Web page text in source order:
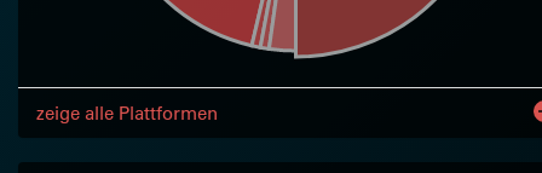
zeige alle Plattformen